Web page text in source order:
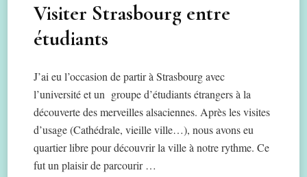
Visiter Strasbourg entre
étudiants
J’ai eu l’occasion de partir à Strasbourg avec
l’université et un groupe d’étudiants étrangers à la
découverte des merveilles alsaciennes. Après les visites
d’usage (Cathédrale, vieille ville…), nous avons eu
quartier libre pour découvrir la ville à notre rythme. Ce
fut un plaisir de parcourir …